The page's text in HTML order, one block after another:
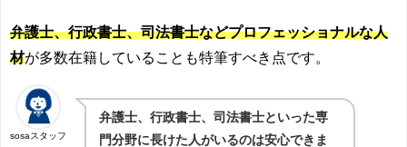
弁護士、行政書士、司法書士などプロフェッショナルな人
材が多数在籍していることも特筆すべき点です。
sosaスタッフ
弁護士、行政書士、司法書士といった専
門分野に長けた人がいるのは安心できま